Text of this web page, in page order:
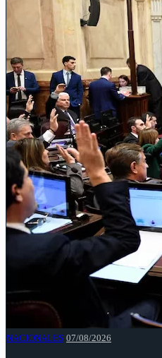
NACIONALES 07/08/2026